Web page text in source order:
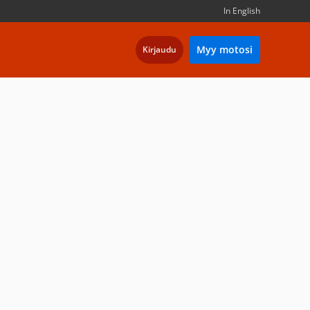
In English
Kirjaudu Myy motosi